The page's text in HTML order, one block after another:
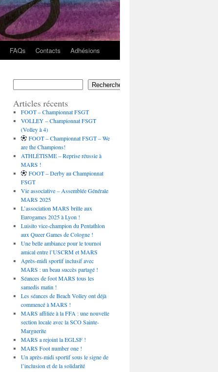
FAQs Contacts Adhésions
Rechercher
Articles récents
FOOT – Championnat FSGT
VOLLEY – Championnat FSGT
(Volley à 4)
FOOT – Championnat FSGT – We
are the Champions!
ATHLÉTISME – Reprise réussie à
MARS !
FOOT – Derby au Championnat
FSGT
Vie associative – Assemblée Générale
MARS 2025
L’association MARS brille aux
Eurogames 2025 à Lyon !
Luisito vice-champion du Pentathlon
aux Queer Games de Cologne !
Une belle ambiance pour le tournoi
amical entre l’USCRM et MARS
Après-midi sportif inclusif avec
MARS : un beau succès partagé !
Séances de foot MARS tous les
samedis matin !
Les séances de Beach Volley ont déjà
commencé à MARS !
MARS affiliée à la FFA : une nouvelle
section locale avec la SCO Sainte-
Marguerite
MARS a rejoint la EGLSF !
MARS Foot number one !
Un après-midi sportif sous le signe de
l’inclusion et de la solidarité